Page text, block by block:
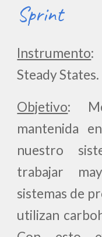
Sprint
Instrumento:
Steady States.
Objetivo:
mantenida
nuestro
trabajar
sistemas de
utilizan